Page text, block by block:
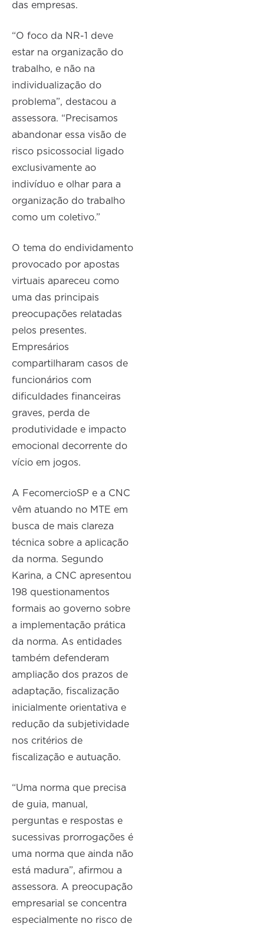
das empresas.
“O foco da NR-1 deve
estar na organização do
trabalho, e não na
individualização do
problema”, destacou a
assessora. “Precisamos
abandonar essa visão de
risco psicossocial ligado
exclusivamente ao
indivíduo e olhar para a
organização do trabalho
como um coletivo.”
O tema do endividamento
provocado por apostas
virtuais apareceu como
uma das principais
preocupações relatadas
pelos presentes.
Empresários
compartilharam casos de
funcionários com
dificuldades financeiras
graves, perda de
produtividade e impacto
emocional decorrente do
vício em jogos.
A FecomercioSP e a CNC
vêm atuando no MTE em
busca de mais clareza
técnica sobre a aplicação
da norma. Segundo
Karina, a CNC apresentou
198 questionamentos
formais ao governo sobre
a implementação prática
da norma. As entidades
também defenderam
ampliação dos prazos de
adaptação, fiscalização
inicialmente orientativa e
redução da subjetividade
nos critérios de
fiscalização e autuação.
“Uma norma que precisa
de guia, manual,
perguntas e respostas e
sucessivas prorrogações é
uma norma que ainda não
está madura”, afirmou a
assessora. A preocupação
empresarial se concentra
especialmente no risco de